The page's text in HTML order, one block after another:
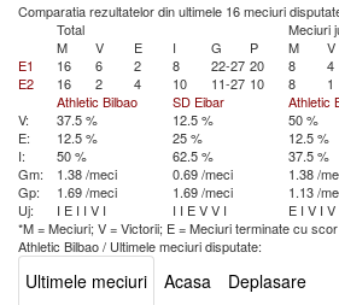
Comparatia rezultatelor din ultimele 16 meciuri
Total
Meciuri
M
V E I G P M V
E1
16 6 2 8 22-27 20 8 4
E2
16 2 4 10 11-27 10 8 1
Athletic Bilbao
SD Eibar Athletic
V:
37.5 % 12.5 % 50 %
E:
12.5 % 25 % 12.5 %
I:
50 % 62.5 % 37.5 %
Gm:
1.38 /meci 0.69 /meci 1.38 /
Gp:
1.69 /meci 1.69 /meci 1.13 /
Uj:
I E I I V I I I EVV I E I V I V
*M = Meciuri; V = Victorii; E = Meciuri terminate cu
Athletic Bilbao/ Ultimele meciuri disputate:
Ultimele meciuri Acasa Deplasare